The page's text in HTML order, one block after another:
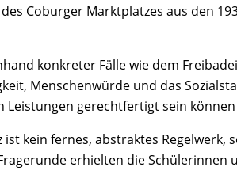
Coburger Marktplatzes aus den
konkreter Fälle wie dem
Menschenwürde und das
gerechtfertigt sein
kein fernes, abstraktes
erhielten die Schülerinnen